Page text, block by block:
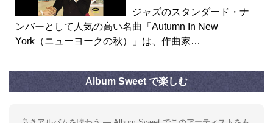
ジャズのスタンダード・ナ
ンバーとして人気の高い名曲「Autumn In New
York（ニューヨークの秋）」は、作曲家…
Album Sweet で楽しむ